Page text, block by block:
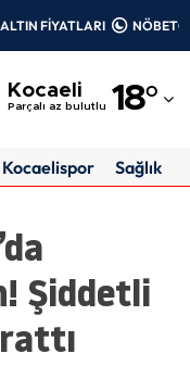
ALTIN FİYATLARI
Kocaeli
Parçalı az bulutlu 18°
Adıyaman
Amasya
Ankara
Antalya
Kocaelispor Sağlık
Şiddetli